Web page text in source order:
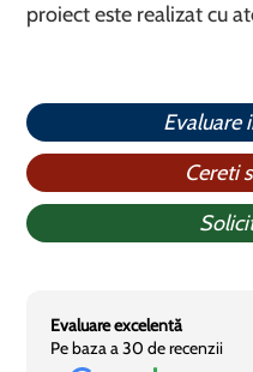
proiect este realizat cu
Evaluare
Cereti
Evaluare excelentă
Pe baza a 30 de recenzii